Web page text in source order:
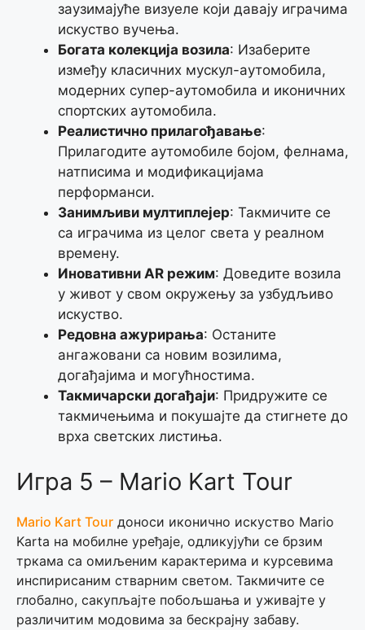
заузимајуће визуеле који давају играчима
искуство вучења.
Богата колекција возила: Изаберите
између класичних мускул-аутомобила,
модерних супер-аутомобила и иконичних
спортских аутомобила.
Реалистично прилагођавање:
Прилагодите аутомобиле бојом, фелнама,
натписима и модификацијама
перформанси.
Занимљиви мултиплејер: Такмичите се
са играчима из целог света у реалном
времену.
Иновативни AR режим: Доведите возила
у живот у свом окружењу за узбудљиво
искуство.
Редовна ажурирања: Останите
ангажовани са новим возилима,
догађајима и могућностима.
Такмичарски догађаји: Придружите се
такмичењима и покушајте да стигнете до
врха светских листиња.
Игра 5 – Mario Kart Tour
Mario Kart Tour доноси иконично искуство Mario
Karta на мобилне уређаје, одликујући се брзим
тркама са омиљеним карактерима и курсевима
инспирисаним стварним светом. Такмичите се
глобално, сакупљајте побољшања и уживајте у
различитим модовима за бескрајну забаву.